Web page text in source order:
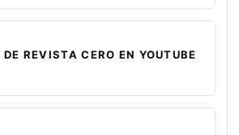
REVISTA CERO EN YOUTUBE